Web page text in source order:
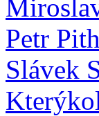
Petr
Slávek